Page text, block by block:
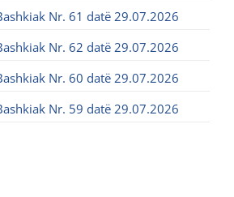
Nr. 61 datë 29.07.2026
Nr. 62 datë 29.07.2026
Nr. 60 datë 29.07.2026
Nr. 59 datë 29.07.2026